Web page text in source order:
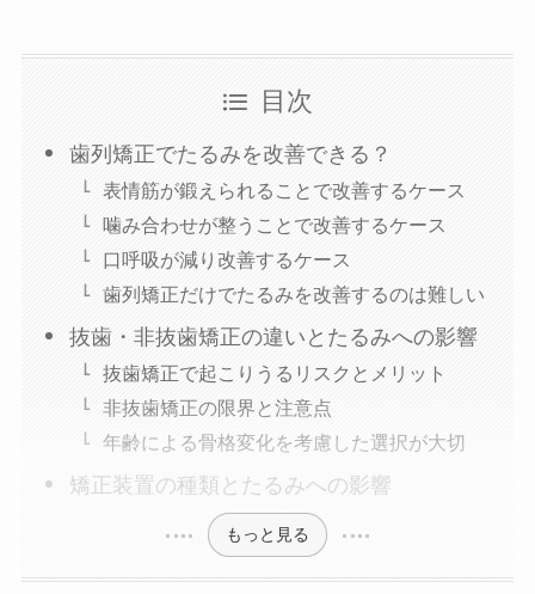
目次
歯列矯正でたるみを改善できる？
表情筋が鍛えられることで改善するケース
噛み合わせが整うことで改善するケース
口呼吸が減り改善するケース
歯列矯正だけでたるみを改善するのは難しい
抜歯・非抜歯矯正の違いとたるみへの影響
抜歯矯正で起こりうるリスクとメリット
非抜歯矯正の限界と注意点
年齢による骨格変化を考慮した選択が大切
矯正装置の種類とたるみへの影響
もっと見る